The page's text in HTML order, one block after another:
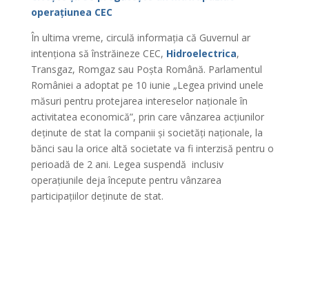
operațiunea CEC
În ultima vreme, circulă informația că Guvernul ar
intenționa să înstrăineze CEC, Hidroelectrica,
Transgaz, Romgaz sau Poșta Română. Parlamentul
României a adoptat pe 10 iunie „Legea privind unele
măsuri pentru protejarea intereselor naționale în
activitatea economică”, prin care vânzarea acțiunilor
deținute de stat la companii și societăți naționale, la
bănci sau la orice altă societate va fi interzisă pentru o
perioadă de 2 ani. Legea suspendă inclusiv
operațiunile deja începute pentru vânzarea
participațiilor deținute de stat.